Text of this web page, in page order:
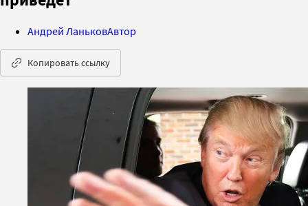
Андрей ЛаньковАвтор
Копировать ссылку